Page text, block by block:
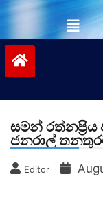
සමන් රත්නප්‍රිය
ජනරාල්
Editor